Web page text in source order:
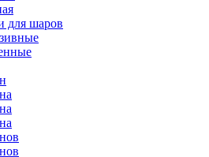
для шаров